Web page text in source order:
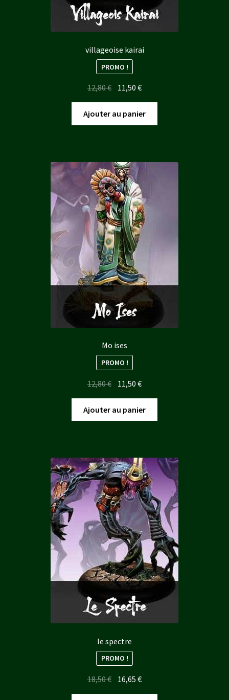
villageoise kairai
PROMO !
12,80€ Le
prix
initial
était :
11,50€Le
prix
actuel
est :
Ajouter au panier
Mo ises
PROMO !
12,80€ Le
initial
était :
11,50€Le
actuel
est :
Ajouter au panier
le spectre
PROMO !
18,50€ Le
prix
16,65€Le
prix